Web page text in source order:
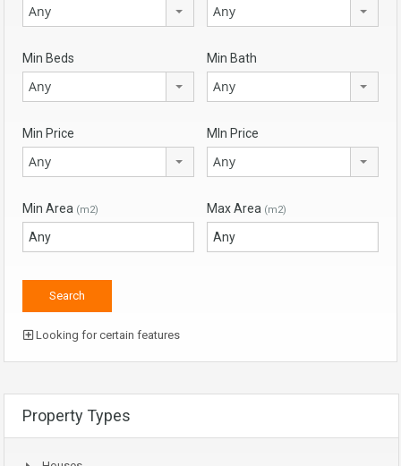
Any Any
Min Beds
Any
Min Bath
Any
Min Price
Any
MIn Price
Any
Min Area (m2) Max Area (m2)
Looking for certain features
Property Types